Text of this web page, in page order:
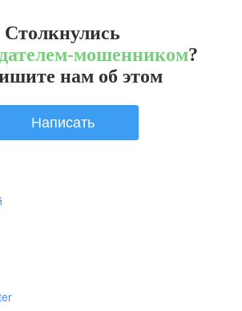
Столкнулись
мошенником?
нам об этом
Написать